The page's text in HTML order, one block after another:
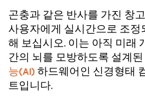
곤충과 같은 반사를 가진 창
사용자에게 실시간으로 조
해 보십시오. 이는 아직 미래
간의 뇌를 모방하도록 설계
능(AI)하드웨어인 신경형태
트입니다.